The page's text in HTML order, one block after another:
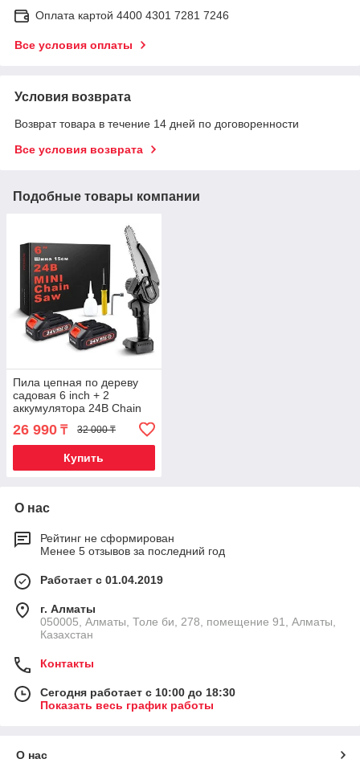
Оплата картой 4400 4301 7281 7246
Все условия оплаты
Условия возврата
Возврат товара в течение 14 дней по договоренности
Все условия возврата
Подобные товары компании
Пила цепная по дереву
садовая 6 inch + 2
аккумулятора 24В Chain
26 990 ₸ 32 000 ₸
Купить
О нас
Рейтинг не сформирован
Менее 5 отзывов за последний год
Работает с 01.04.2019
г. Алматы
050005, Алматы, Толе би, 278, помещение 91, Алматы,
Казахстан
Контакты
Сегодня работает с 10:00 до 18:30
Показать весь график работы
О нас